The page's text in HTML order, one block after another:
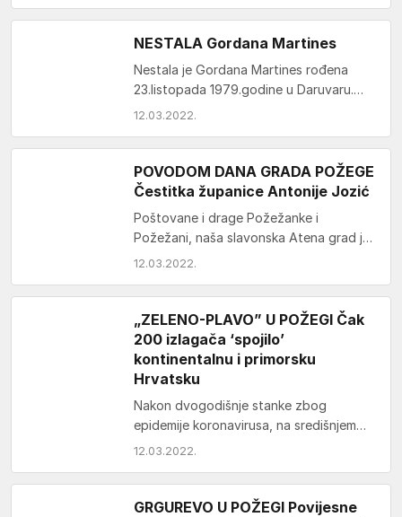
NESTALA Gordana Martines
Nestala je Gordana Martines rođena
23.listopada 1979.godine u Daruvaru.
Prebivalište je imala na adresi
je…
12.03.2022.
POVODOM DANA GRADA POŽEGE
Čestitka županice Antonije Jozić
Poštovane i drage Požežanke i
Požežani, naša slavonska Atena grad je
povijesti i kulture, brojnih znanstvenika,
12.03.2022.
„ZELENO-PLAVO” U POŽEGI Čak
200 izlagača ‘spojilo’
kontinentalnu i primorsku
Hrvatsku
Nakon dvogodišnje stanke zbog
epidemije koronavirusa, na središnjem
požeškom trgu opet su se ‘spojile’
Tradicionalnu ,manifestaciju…
12.03.2022.
GRGUREVO U POŽEGI Povijesne